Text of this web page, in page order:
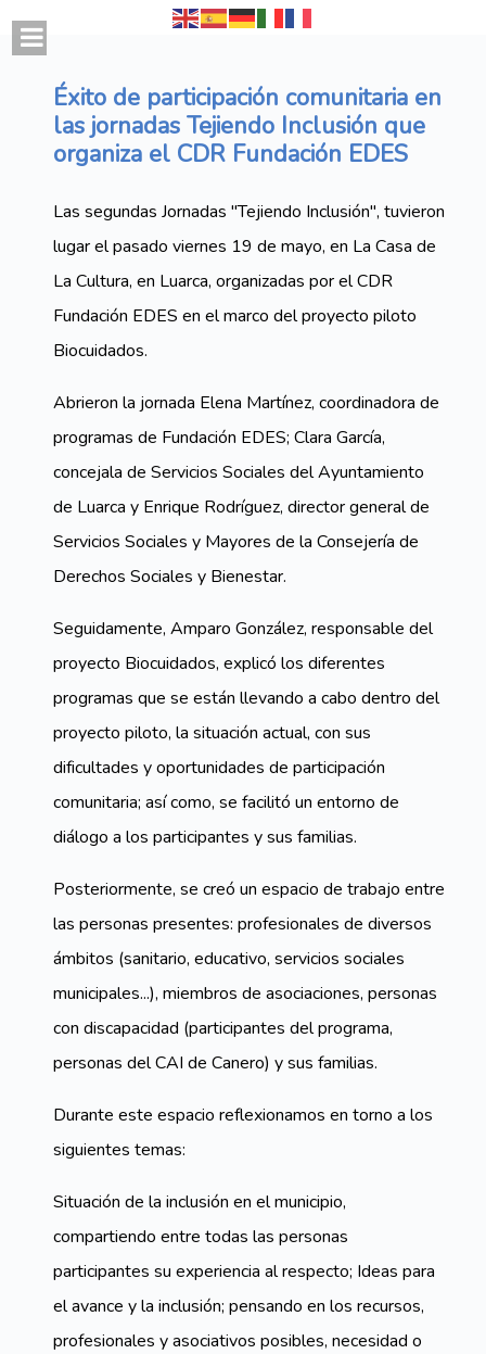
Éxito de participación comunitaria en
las jornadas Tejiendo Inclusión que
organiza el CDR Fundación EDES
Las segundas Jornadas "Tejiendo Inclusión", tuvieron
lugar el pasado viernes 19 de mayo, en La Casa de
La Cultura, en Luarca, organizadas por el CDR
Fundación EDES en el marco del proyecto piloto
Biocuidados.
Abrieron la jornada Elena Martínez, coordinadora de
programas de Fundación EDES; Clara García,
concejala de Servicios Sociales del Ayuntamiento
de Luarca y Enrique Rodríguez, director general de
Servicios Sociales y Mayores de la Consejería de
Derechos Sociales y Bienestar.
Seguidamente, Amparo González, responsable del
proyecto Biocuidados, explicó los diferentes
programas que se están llevando a cabo dentro del
proyecto piloto, la situación actual, con sus
dificultades y oportunidades de participación
comunitaria; así como, se facilitó un entorno de
diálogo a los participantes y sus familias.
Posteriormente, se creó un espacio de trabajo entre
las personas presentes: profesionales de diversos
ámbitos (sanitario, educativo, servicios sociales
municipales...), miembros de asociaciones, personas
con discapacidad (participantes del programa,
personas del CAI de Canero) y sus familias.
Durante este espacio reflexionamos en torno a los
siguientes temas:
Situación de la inclusión en el municipio,
compartiendo entre todas las personas
participantes su experiencia al respecto; Ideas para
el avance y la inclusión; pensando en los recursos,
profesionales y asociativos posibles, necesidad o